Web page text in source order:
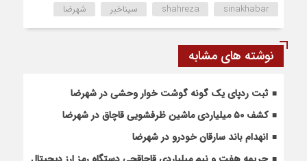
shahreza sinakhabar سیناخبر شهرضا
نوشته های مشابه
ثبت ردپای یک گونه گوشت خوار وحشی در شهرضا
کشف ۵۰ میلیاردی ماشین ظرفشویی قاچاق در شهرضا
انهدام باند سارقان خودرو در شهرضا